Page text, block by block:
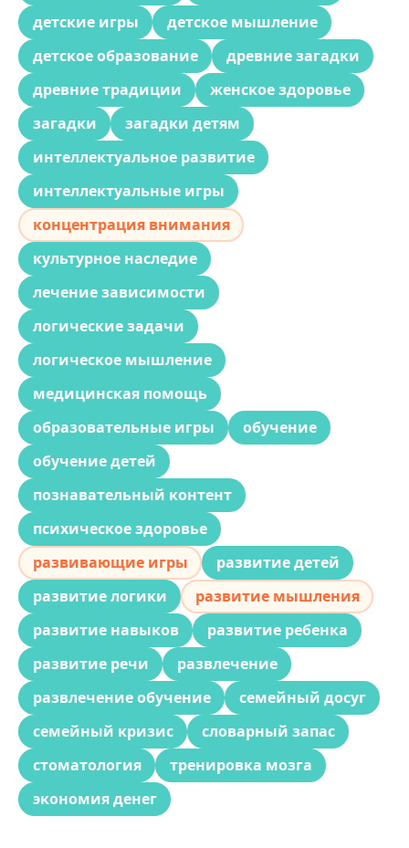
детские игры
детское мышление
детское образование
древние загадки
древние традиции
женское здоровье
загадки
загадки детям
интеллектуальное развитие
интеллектуальные игры
концентрация внимания
культурное наследие
лечение зависимости
логические задачи
логическое мышление
медицинская помощь
образовательные игры
обучение
обучение детей
познавательный контент
психическое здоровье
развивающие игры
развитие детей
развитие логики
развитие мышления
развитие навыков
развитие ребенка
развитие речи
развлечение
развлечение обучение
семейный досуг
семейный кризис
словарный запас
стоматология
тренировка мозга
экономия денег